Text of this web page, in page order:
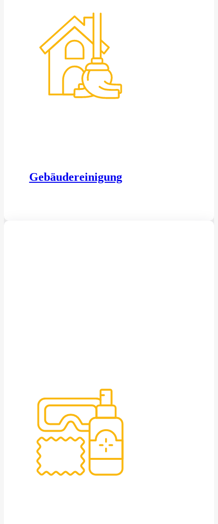
Gebäudereinigung